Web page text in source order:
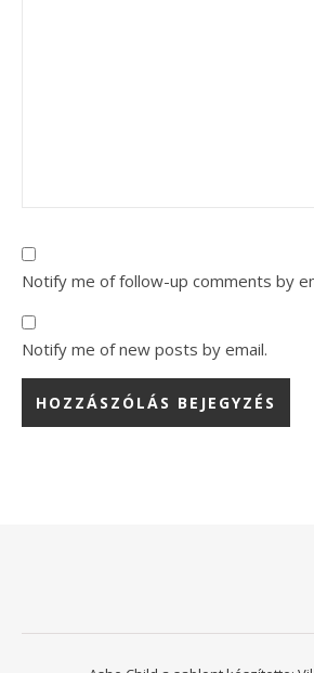
Notify me of follow-up comments by
Notify me of new posts by email.